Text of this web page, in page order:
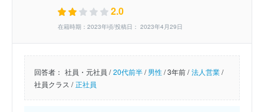
2.0
在籍時期：2023年頃/投稿日： 2023年4月29日
回答者： 社員・元社員 / 20代前半/男性/3年前 / 法人営業/
社員クラス / 正社員